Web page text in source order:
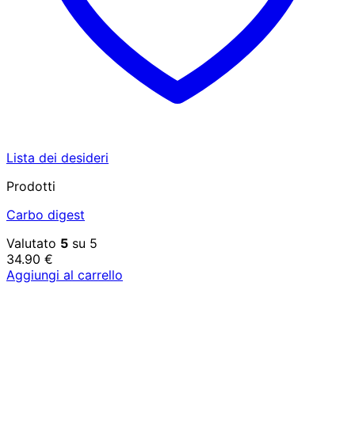
Lista dei desideri
Prodotti
Carbo digest
Valutato 5 su 5
34.90 €
Aggiungi al carrello